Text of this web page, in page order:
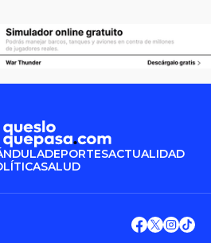
DEPORTESACTUALIDAD
SALUD